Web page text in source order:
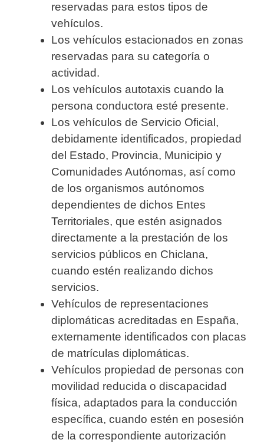
reservadas para estos tipos de
vehículos.
Los vehículos estacionados en zonas
reservadas para su categoría o
actividad.
Los vehículos autotaxis cuando la
persona conductora esté presente.
Los vehículos de Servicio Oficial,
debidamente identificados, propiedad
del Estado, Provincia, Municipio y
Comunidades Autónomas, así como
de los organismos autónomos
dependientes de dichos Entes
Territoriales, que estén asignados
directamente a la prestación de los
servicios públicos en Chiclana,
cuando estén realizando dichos
servicios.
Vehículos de representaciones
diplomáticas acreditadas en España,
externamente identificados con placas
de matrículas diplomáticas.
Vehículos propiedad de personas con
movilidad reducida o discapacidad
física, adaptados para la conducción
específica, cuando estén en posesión
de la correspondiente autorización